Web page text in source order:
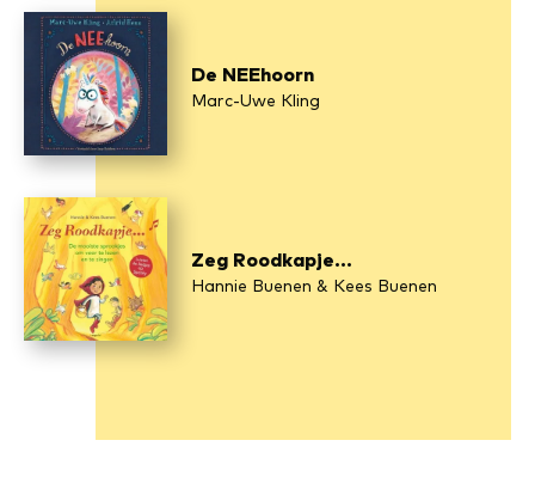
De NEEhoorn
Marc-Uwe Kling
Zeg Roodkapje...
Hannie Buenen & Kees Buenen